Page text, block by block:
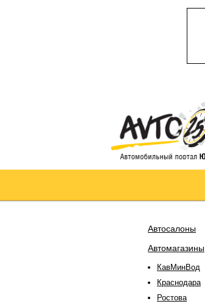
Автосалоны
Автомагазины
КавМинВод
Краснодара
Ростова